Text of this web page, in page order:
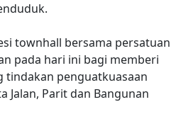
townhall bersama persatuan
pada hari ini bagi memberi
tindakan penguatkuasaan
Jalan, Parit dan Bangunan